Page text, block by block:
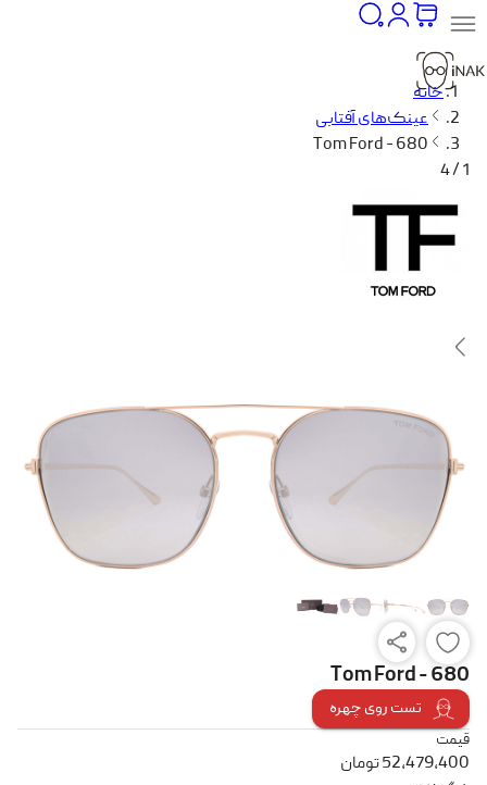
خانه
عینک‌های آفتابی
Tom Ford - 680
1 / 4
Tom Ford - 680
تست روی چهره
قیمت
52,479,400تومان